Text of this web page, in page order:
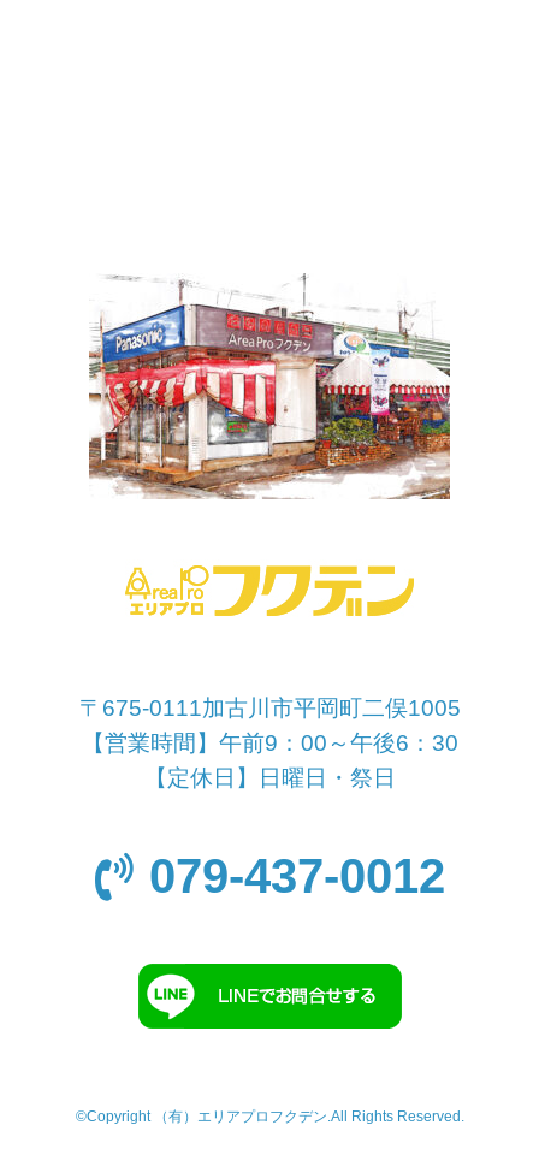
〒675-0111加古川市平岡町二俣1005
【営業時間】午前9：00～午後6：30
【定休日】日曜日・祭日
079-437-0012
©Copyright （有）エリアプロフクデン.All Rights Reserved.